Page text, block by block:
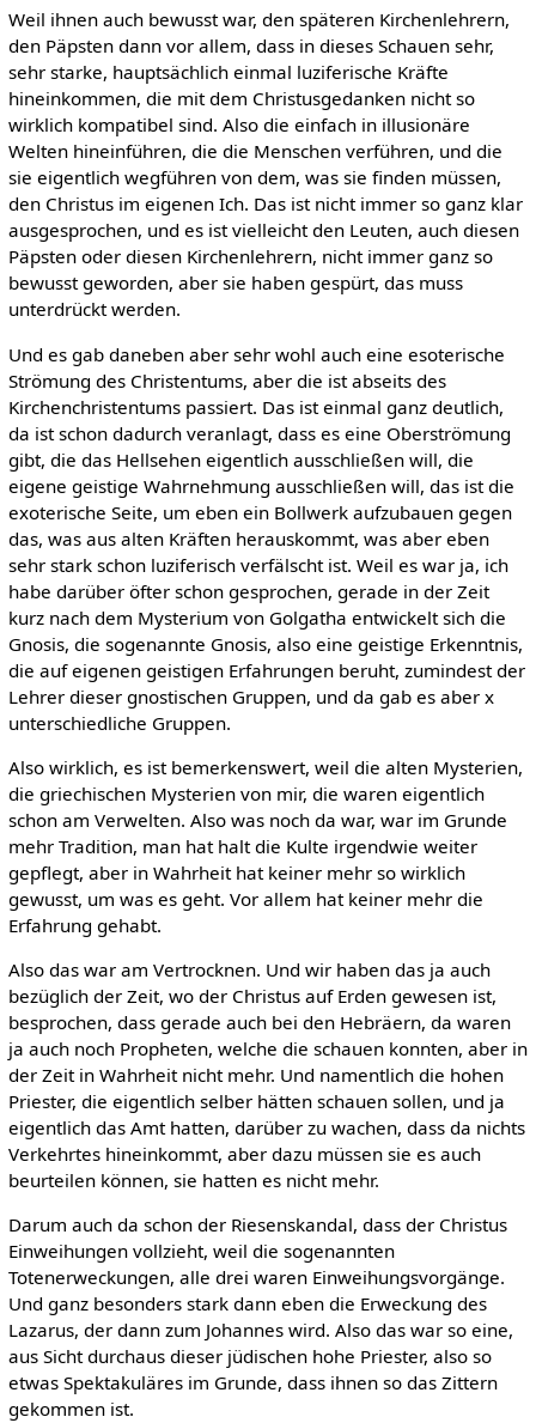
Weil ihnen auch bewusst war, den späteren Kirchenlehrern,
den Päpsten dann vor allem, dass in dieses Schauen sehr,
sehr starke, hauptsächlich einmal luziferische Kräfte
hineinkommen, die mit dem Christusgedanken nicht so
wirklich kompatibel sind. Also die einfach in illusionäre
Welten hineinführen, die die Menschen verführen, und die
sie eigentlich wegführen von dem, was sie finden müssen,
den Christus im eigenen Ich. Das ist nicht immer so ganz klar
ausgesprochen, und es ist vielleicht den Leuten, auch diesen
Päpsten oder diesen Kirchenlehrern, nicht immer ganz so
bewusst geworden, aber sie haben gespürt, das muss
unterdrückt werden.
Und es gab daneben aber sehr wohl auch eine esoterische
Strömung des Christentums, aber die ist abseits des
Kirchenchristentums passiert. Das ist einmal ganz deutlich,
da ist schon dadurch veranlagt, dass es eine Oberströmung
gibt, die das Hellsehen eigentlich ausschließen will, die
eigene geistige Wahrnehmung ausschließen will, das ist die
exoterische Seite, um eben ein Bollwerk aufzubauen gegen
das, was aus alten Kräften herauskommt, was aber eben
sehr stark schon luziferisch verfälscht ist. Weil es war ja, ich
habe darüber öfter schon gesprochen, gerade in der Zeit
kurz nach dem Mysterium von Golgatha entwickelt sich die
Gnosis, die sogenannte Gnosis, also eine geistige Erkenntnis,
die auf eigenen geistigen Erfahrungen beruht, zumindest der
Lehrer dieser gnostischen Gruppen, und da gab es aber x
unterschiedliche Gruppen.
Also wirklich, es ist bemerkenswert, weil die alten Mysterien,
die griechischen Mysterien von mir, die waren eigentlich
schon am Verwelten. Also was noch da war, war im Grunde
mehr Tradition, man hat halt die Kulte irgendwie weiter
gepflegt, aber in Wahrheit hat keiner mehr so wirklich
gewusst, um was es geht. Vor allem hat keiner mehr die
Erfahrung gehabt.
Also das war am Vertrocknen. Und wir haben das ja auch
bezüglich der Zeit, wo der Christus auf Erden gewesen ist,
besprochen, dass gerade auch bei den Hebräern, da waren
ja auch noch Propheten, welche die schauen konnten, aber in
der Zeit in Wahrheit nicht mehr. Und namentlich die hohen
Priester, die eigentlich selber hätten schauen sollen, und ja
eigentlich das Amt hatten, darüber zu wachen, dass da nichts
Verkehrtes hineinkommt, aber dazu müssen sie es auch
beurteilen können, sie hatten es nicht mehr.
Darum auch da schon der Riesenskandal, dass der Christus
Einweihungen vollzieht, weil die sogenannten
Totenerweckungen, alle drei waren Einweihungsvorgänge.
Und ganz besonders stark dann eben die Erweckung des
Lazarus, der dann zum Johannes wird. Also das war so eine,
aus Sicht durchaus dieser jüdischen hohe Priester, also so
etwas Spektakuläres im Grunde, dass ihnen so das Zittern
gekommen ist.